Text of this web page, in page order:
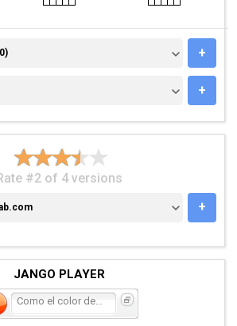
(0) +
+
#2 of 4 versions
+
JANGO PLAYER
Como el color de la sangr